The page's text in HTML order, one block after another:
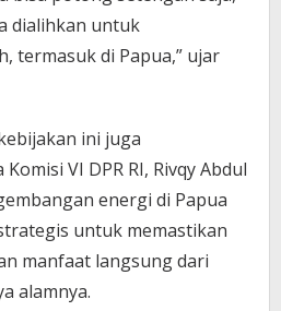
dialihkan untuk
termasuk di Papua,” ujar
ini juga
VI DPR RI, Rivqy Abdul
energi di Papua
untuk memastikan
manfaat langsung dari
alamnya.